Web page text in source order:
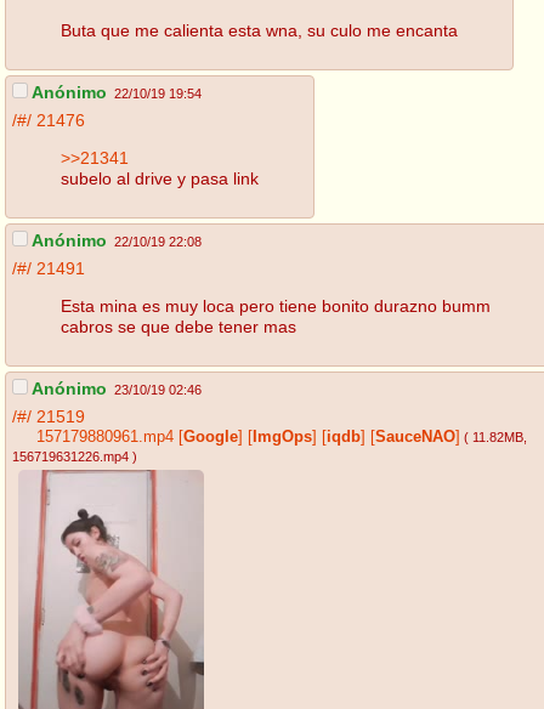
Buta que me calienta esta wna, su culo me encanta
Anónimo 22/10/19 19:54
/#/ 21476
>>21341
subelo al drive y pasa link
Anónimo 22/10/19 22:08
/#/ 21491
Esta mina es muy loca pero tiene bonito durazno bumm
cabros se que debe tener mas
Anónimo 23/10/19 02:46
/#/ 21519
157179880961.mp4 Google ImgOps iqdb SauceNAO ( 11.82MB,
156719631226.mp4 )